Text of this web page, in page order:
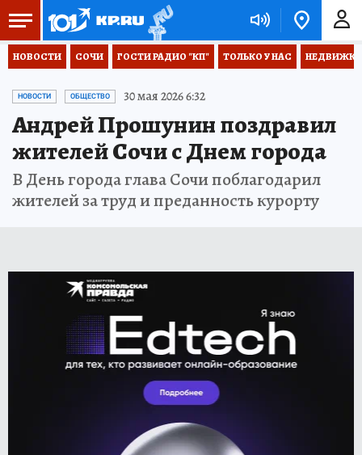
НОВОСТИ СОЧИ ГОСТИ РАДИО "КП" ТОЛЬКО У НАС НЕДВИЖКА
НОВОСТИ ОБЩЕСТВО 30 мая 2026 6:32
Андрей Прошунин поздравил
жителей Сочи с Днем города
В День города глава Сочи поблагодарил
жителей за труд и преданность курорту